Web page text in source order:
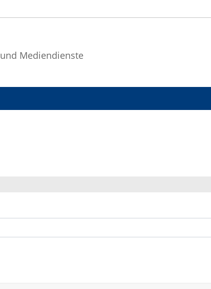
Mediendienste